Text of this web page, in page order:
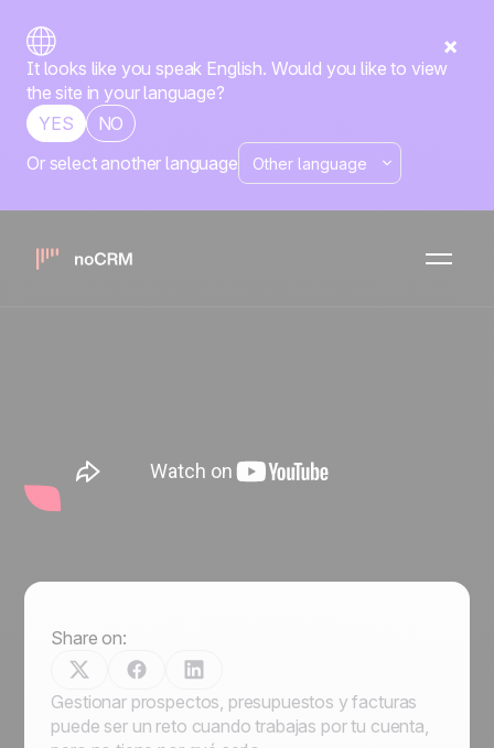
It looks like you speak English. Would you like to view
the site in your language?
YES
NO
Or select another language
Simplifica tus ventas y haz
crecer tu negocio como
emprendedor
Share on:
Gestionar prospectos, presupuestos y facturas
puede ser un reto cuando trabajas por tu cuenta,